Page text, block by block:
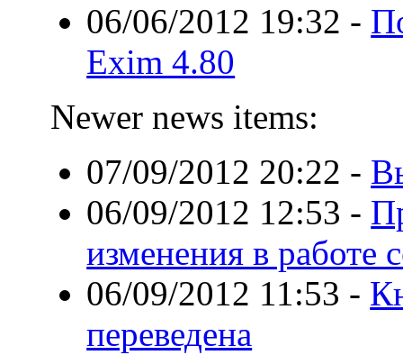
06/06/2012 19:32 -
Exim 4.80
Newer news items:
07/09/2012 20:22 -
06/09/2012 12:53 -
изменения в работе
06/09/2012 11:53 -
переведена